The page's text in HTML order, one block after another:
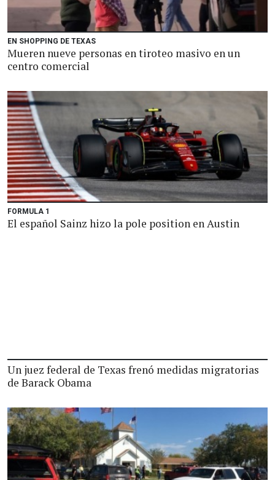
EN SHOPPING DE TEXAS
Mueren nueve personas en tiroteo masivo en un
centro comercial
FORMULA 1
El español Sainz hizo la pole position en Austin
Un juez federal de Texas frenó medidas migratorias
de Barack Obama